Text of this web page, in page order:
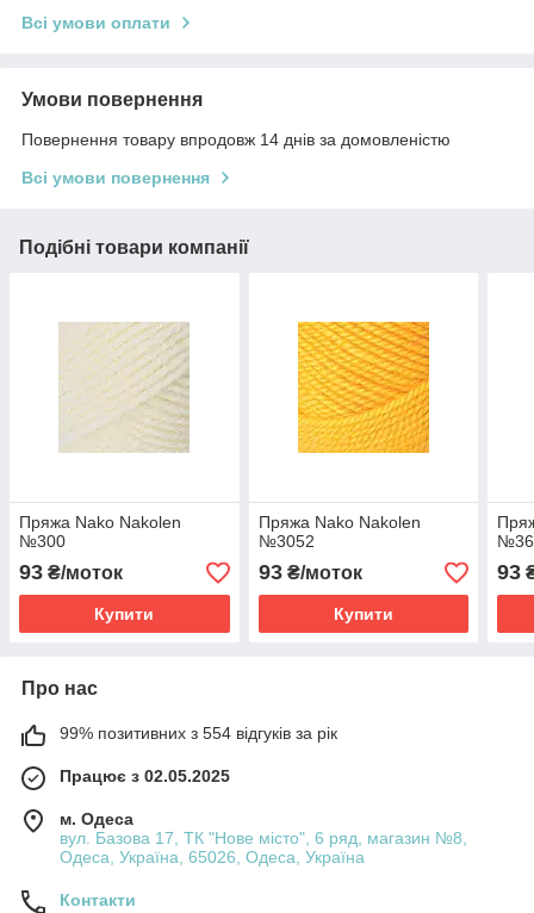
Всі умови оплати
Умови повернення
Повернення товару впродовж 14 днів за домовленістю
Всі умови повернення
Подібні товари компанії
Пряжа Nako Nakolen
№300
93 ₴/моток
Купити
Пряжа Nako Nakolen
№3052
93₴/моток
Купити
93
Про нас
99% позитивних з 554 відгуків за рік
Працює з 02.05.2025
м. Одеса
вул. Базова 17, ТК "Нове місто", 6 ряд, магазин №8,
Одеса, Україна, 65026, Одеса, Україна
Контакти